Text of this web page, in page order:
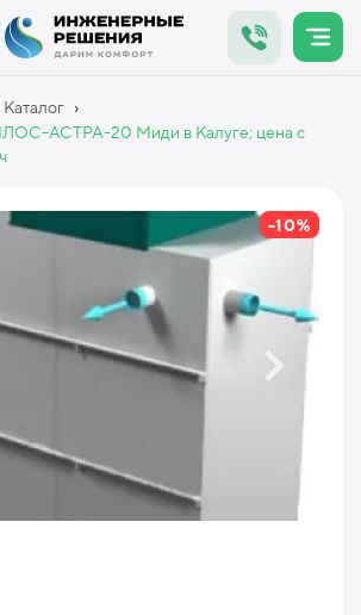
Каталог ›
АСТРА-20 Миди в Калуге; цена с
-10%